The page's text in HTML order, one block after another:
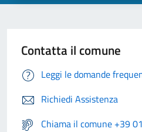
Contatta il comune
Leggi le domande
Richiedi Assistenza
Chiama il comune +39